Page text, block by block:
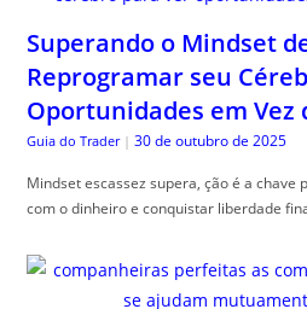
Superando o Mindset
Reprogramar seu
Oportunidades em Vez
Guia do Trader | 30 de outubro de 2025
Mindset escassez supera, ção é a
com o dinheiro e conquistar liberdade